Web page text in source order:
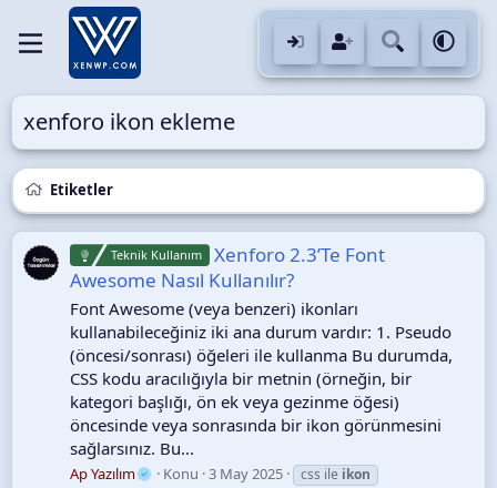
xenforo ikon ekleme
Etiketler
Teknik Kullanım
Xenforo 2.3’Te Font
Awesome Nasıl Kullanılır?
Font Awesome (veya benzeri) ikonları
kullanabileceğiniz iki ana durum vardır: 1. Pseudo
(öncesi/sonrası) öğeleri ile kullanma Bu durumda,
CSS kodu aracılığıyla bir metnin (örneğin, bir
kategori başlığı, ön ek veya gezinme öğesi)
öncesinde veya sonrasında bir ikon görünmesini
sağlarsınız. Bu...
Ap Yazılım Konu 3 May 2025 css ile ikon